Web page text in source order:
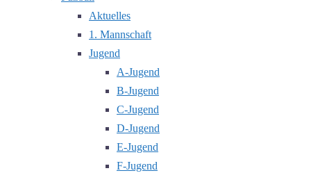
Aktuelles
1. Mannschaft
Jugend
A-Jugend
B-Jugend
C-Jugend
D-Jugend
E-Jugend
F-Jugend